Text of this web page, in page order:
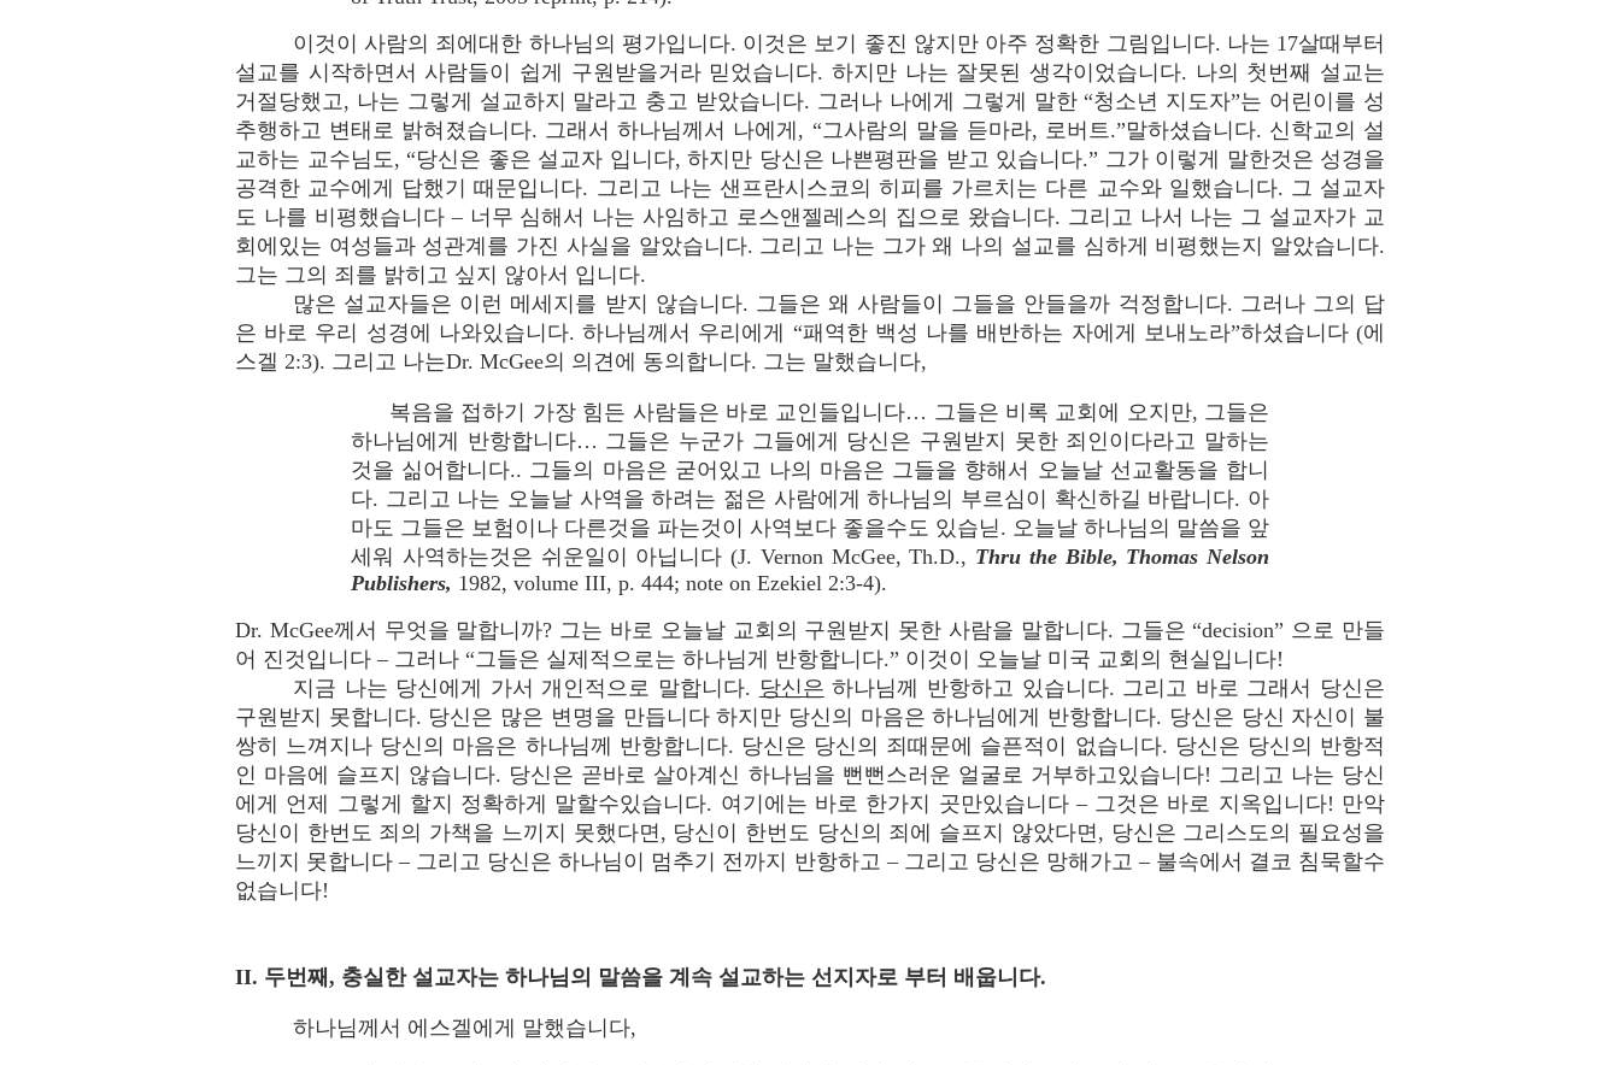
이것이 사람의 죄에대한 하나님의 평가입니다. 이것은 보기 좋진 않지만 아주 정확한 그림입니다. 나는 17살때부터
설교를 시작하면서 사람들이 쉽게 구원받을거라 믿었습니다. 하지만 나는 잘못된 생각이었습니다. 나의 첫번째 설교는
거절당했고, 나는 그렇게 설교하지 말라고 충고 받았습니다. 그러나 나에게 그렇게 말한 “청소년 지도자”는 어린이를 성
추행하고 변태로 밝혀졌습니다. 그래서 하나님께서 나에게, “그사람의 말을 듣마라, 로버트.”말하셨습니다. 신학교의 설
교하는 교수님도, “당신은 좋은 설교자 입니다, 하지만 당신은 나쁜평판을 받고 있습니다.” 그가 이렇게 말한것은 성경을
공격한 교수에게 답했기 때문입니다. 그리고 나는 샌프란시스코의 히피를 가르치는 다른 교수와 일했습니다. 그 설교자
도 나를 비평했습니다 – 너무 심해서 나는 사임하고 로스앤젤레스의 집으로 왔습니다. 그리고 나서 나는 그 설교자가 교
회에있는 여성들과 성관계를 가진 사실을 알았습니다. 그리고 나는 그가 왜 나의 설교를 심하게 비평했는지 알았습니다.
그는 그의 죄를 밝히고 싶지 않아서 입니다.
많은 설교자들은 이런 메세지를 받지 않습니다. 그들은 왜 사람들이 그들을 안들을까 걱정합니다. 그러나 그의 답
은 바로 우리 성경에 나와있습니다. 하나님께서 우리에게 “패역한 백성 나를 배반하는 자에게 보내노라”하셨습니다 (에
스겔 2:3). 그리고 나는Dr. McGee의 의견에 동의합니다. 그는 말했습니다,
복음을 접하기 가장 힘든 사람들은 바로 교인들입니다… 그들은 비록 교회에 오지만, 그들은
하나님에게 반항합니다… 그들은 누군가 그들에게 당신은 구원받지 못한 죄인이다라고 말하는
것을 싦어합니다.. 그들의 마음은 굳어있고 나의 마음은 그들을 향해서 오늘날 선교활동을 합니
다. 그리고 나는 오늘날 사역을 하려는 젊은 사람에게 하나님의 부르심이 확신하길 바랍니다. 아
마도 그들은 보험이나 다른것을 파는것이 사역보다 좋을수도 있습닏. 오늘날 하나님의 말씀을 앞
세워 사역하는것은 쉬운일이 아닙니다 (J. Vernon McGee, Th.D., Thru the Bible, Thomas Nelson
Publishers, 1982, volume III, p. 444; note on Ezekiel 2:3-4).
Dr. McGee께서 무엇을 말합니까? 그는 바로 오늘날 교회의 구원받지 못한 사람을 말합니다. 그들은 “decision” 으로 만들
어 진것입니다 – 그러나 “그들은 실제적으로는 하나님게 반항합니다.” 이것이 오늘날 미국 교회의 현실입니다!
지금 나는 당신에게 가서 개인적으로 말합니다. 당신은 하나님께 반항하고 있습니다. 그리고 바로 그래서 당신은
구원받지 못합니다. 당신은 많은 변명을 만듭니다 하지만 당신의 마음은 하나님에게 반항합니다. 당신은 당신 자신이 불
쌍히 느껴지나 당신의 마음은 하나님께 반항합니다. 당신은 당신의 죄때문에 슬픈적이 없습니다. 당신은 당신의 반항적
인 마음에 슬프지 않습니다. 당신은 곧바로 살아계신 하나님을 뻔뻔스러운 얼굴로 거부하고있습니다! 그리고 나는 당신
에게 언제 그렇게 할지 정확하게 말할수있습니다. 여기에는 바로 한가지 곳만있습니다 – 그것은 바로 지옥입니다! 만악
당신이 한번도 죄의 가책을 느끼지 못했다면, 당신이 한번도 당신의 죄에 슬프지 않았다면, 당신은 그리스도의 필요성을
느끼지 못합니다 – 그리고 당신은 하나님이 멈추기 전까지 반항하고 – 그리고 당신은 망해가고 – 불속에서 결코 침묵할수
없습니다!
II. 두번째, 충실한 설교자는 하나님의 말씀을 계속 설교하는 선지자로 부터 배웁니다.
하나님께서 에스겔에게 말했습니다,